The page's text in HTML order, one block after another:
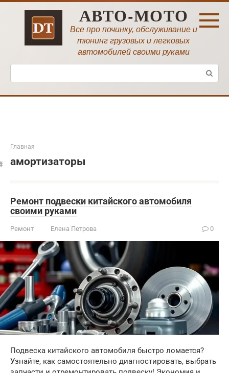
Перейти
АВТО-МОТО
Все про починку, обслуживание и
тюнинг грузовых и легковых
автомобилей своими руками
Поиск:
Главная
амортизаторы
Ремонт подвески китайского автомобиля
своими руками
Ремонт Елена Петрова 0
Подвеска китайского автомобиля быстро ломается?
Узнайте, как самостоятельно диагностировать, выбрать